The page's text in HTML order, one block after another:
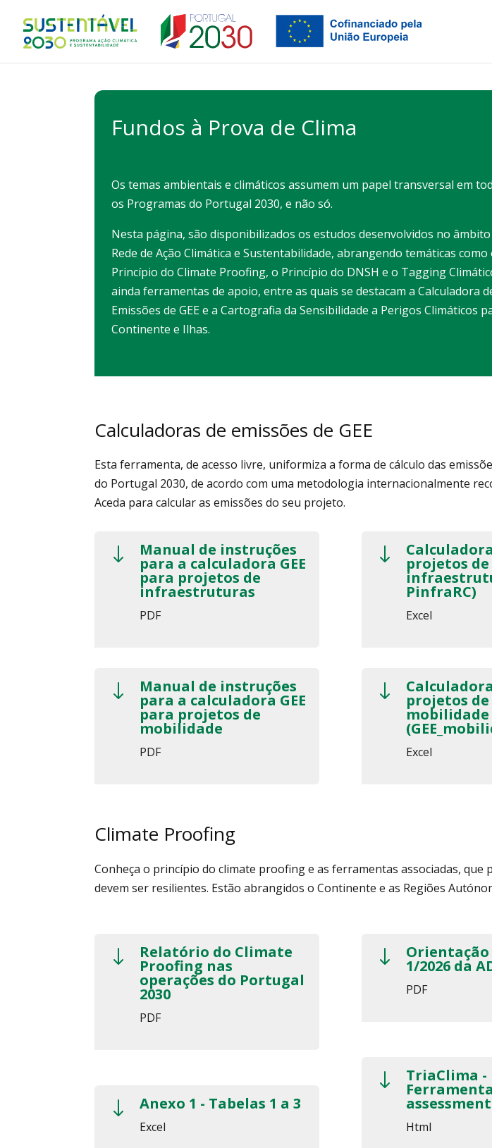
Fundos à Prova de Clima
Os temas ambientais e climáticos assumem um papel transversal em
os Programas do Portugal 2030, e não só.
Nesta página, são disponibilizados os estudos desenvolvidos no âmbito
Rede de Ação Climática e Sustentabilidade, abrangendo temáticas como
Princípio do Climate Proofing, o Princípio do DNSH e o Tagging
ainda ferramentas de apoio, entre as quais se destacam a Calculadora
Emissões de GEE e a Cartografia da Sensibilidade a Perigos Climáticos
Continente e Ilhas.
Calculadoras de emissões de GEE
Esta ferramenta, de acesso livre, uniformiza a forma de cálculo das
do Portugal 2030, de acordo com uma metodologia internacionalmente
Aceda para calcular as emissões do seu projeto.
" Manual de instruções
para a calculadora GEE
para projetos de
infraestruturas
PDF
" Manual de instruções
para a calculadora GEE
para projetos de
mobilidade
PDF
" projetos de
PinfraRC)
Excel
" projetos de
mobilidade
Excel
Climate Proofing
Conheça o princípio do climate proofing e as ferramentas associadas,
devem ser resilientes. Estão abrangidos o Continente e as Regiões
" Relatório do Climate
Proofing nas
operações do Portugal
2030
PDF
" Anexo 1 - Tabelas 1 a 3
Excel
" Orientação
1/2026 da
PDF
" TriaClima -
assessment
Html